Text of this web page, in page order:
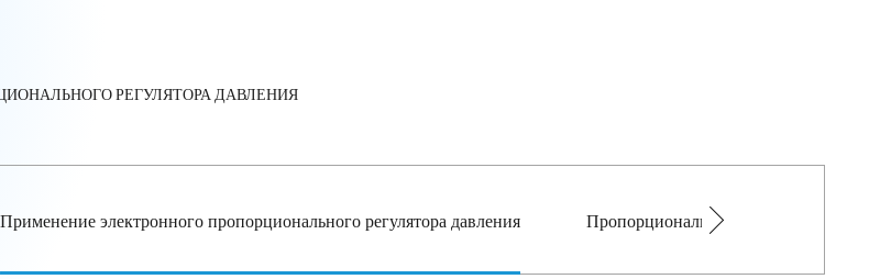
РЕГУЛЯТОРА ДАВЛЕНИЯ
Применение электронного пропорционального регулятора давления Пропорциональный клапан